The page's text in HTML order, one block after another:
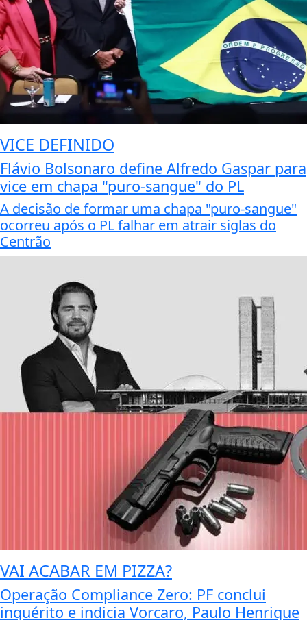
VICE DEFINIDO
Flávio Bolsonaro define Alfredo Gaspar para
vice em chapa "puro-sangue" do PL
A decisão de formar uma chapa "puro-sangue"
ocorreu após o PL falhar em atrair siglas do
Centrão
VAI ACABAR EM PIZZA?
Operação Compliance Zero: PF conclui
inquérito e indicia Vorcaro, Paulo Henrique